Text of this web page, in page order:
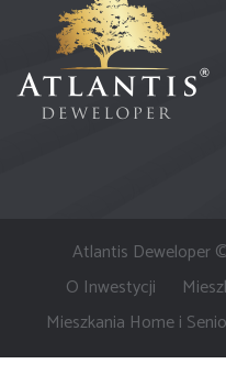
Atlantis Deweloper
O Inwestycji
Mieszkania Home i